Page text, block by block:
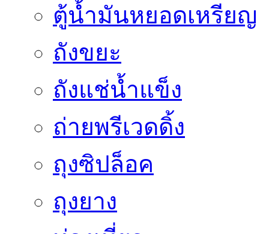
ตู้น้ำมันหยอดเหรียญ
ถังขยะ
ถังแช่น้ำแข็ง
ถ่ายพรีเวดดิ้ง
ถุงซิปล็อค
ถุงยาง